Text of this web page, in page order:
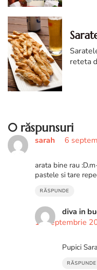
reteta
0 răspunsuri
sarah 6
arata bine rau
pastele si tare
RĂSPUNDE
diva in
10 septembrie
Pupici
RĂSPUNDE